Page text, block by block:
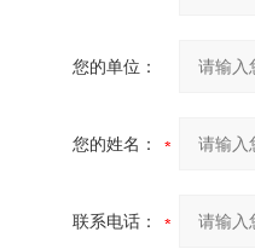
您的单位：
您的姓名：
联系电话：